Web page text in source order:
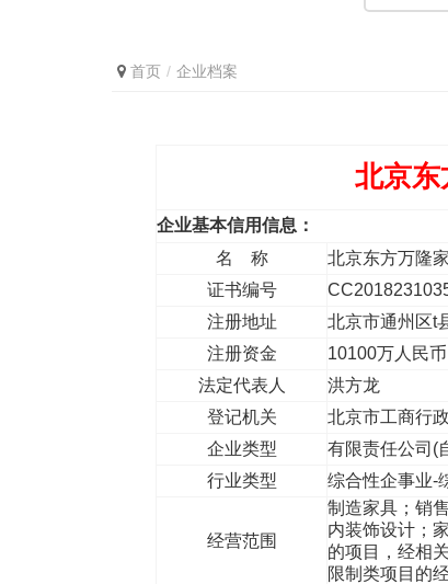
首页 企业档案
北京东
企业基本信用信息：
名 称
北京东方万隆
证书编号
注册地址
北京市通州区t
注册资金
10100万人民币
法定代表人
洪方龙
登记机关
北京市工商行
企业类型
有限责任公司(
行业类型
综合性企事业-
经营范围
制造家具；销
内装饰设计；
的项目，经相
限制类项目的